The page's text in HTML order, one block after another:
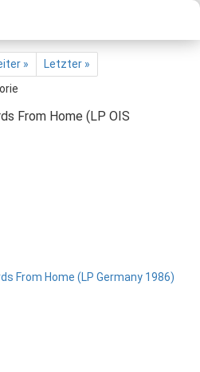
»
Letzter »
From Home (LP OIS